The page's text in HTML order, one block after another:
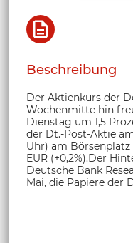
Beschreibung
Der Aktienkurs der
Wochenmitte hin
Dienstag um 1,5
der Dt.-Post-Aktie
Uhr) am
EUR (+0,2%).Der
Deutsche Bank
Mai, die Papiere der